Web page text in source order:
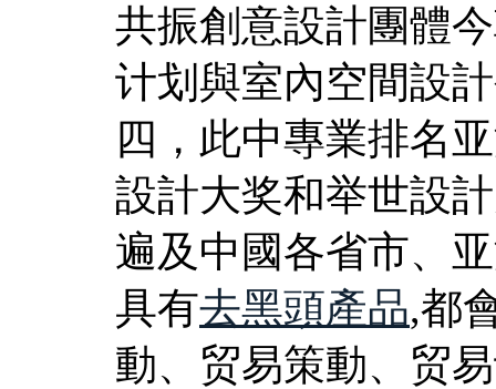
共振創意設計團體
计划與室內空間設
四，此中專業排名
設計大奖和举世設
遍及中國各省市、
具有去黑頭產品,都
動、贸易策動、贸